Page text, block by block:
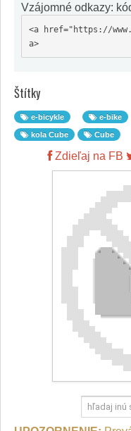
Vzájomné odkazy:
<a href="https://
a>
Štítky
e-bicykle e-bike
kola Cube Cube
Zdieľaj na FB